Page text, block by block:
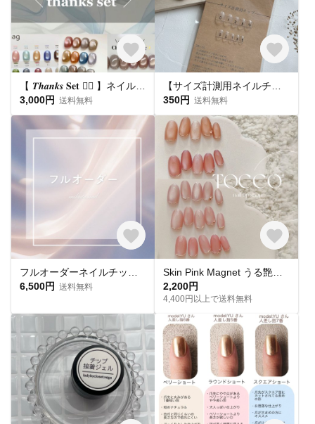
3,000円 送料無料
350円 送料無料
6,500円 送料無料
2,200円
4,400円以上で送料無料